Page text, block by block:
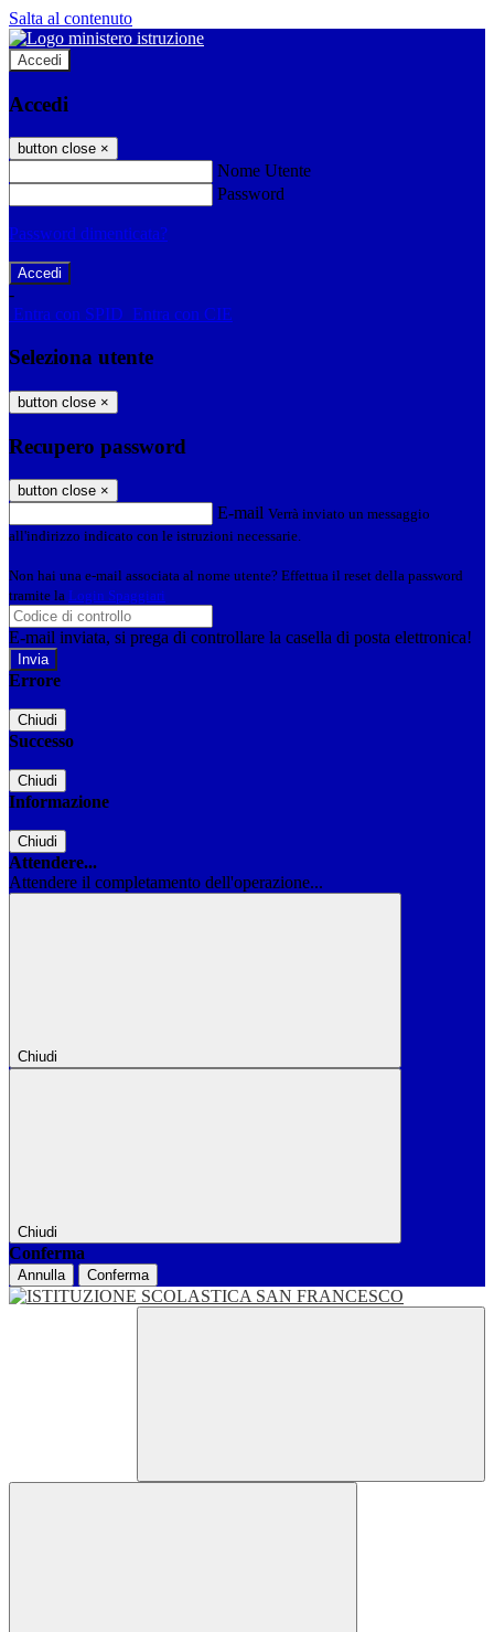
Salta al contenuto
Accedi
Accedi
button close ×
Nome Utente
Password
Password dimenticata?
-
Entra con SPID Entra con CIE
Seleziona utente
button close ×
Recupero password
button close ×
E-mail Verrà inviato un messaggio
all'indirizzo indicato con le istruzioni necessarie.
Non hai una e-mail associata al nome utente? Effettua il reset della password
tramite la Login Spaggiari
E-mail inviata, si prega di controllare la casella di posta elettronica!
Errore
Chiudi
Successo
Chiudi
Informazione
Chiudi
Attendere...
Attendere il completamento dell'operazione...
Chiudi
Chiudi
Conferma
Annulla Conferma